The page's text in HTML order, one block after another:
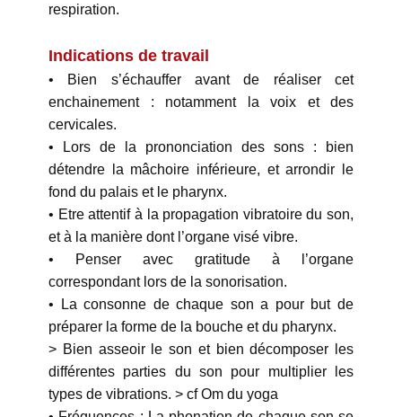
respiration.
Indications de travail
• Bien s’échauffer avant de réaliser cet
enchainement : notamment la voix et des
cervicales.
• Lors de la prononciation des sons : bien
détendre la mâchoire inférieure, et arrondir le
fond du palais et le pharynx.
• Etre attentif à la propagation vibratoire du son,
et à la manière dont l’organe visé vibre.
• Penser avec gratitude à l’organe
correspondant lors de la sonorisation.
• La consonne de chaque son a pour but de
préparer la forme de la bouche et du pharynx.
> Bien asseoir le son et bien décomposer les
différentes parties du son pour multiplier les
types de vibrations. > cf Om du yoga